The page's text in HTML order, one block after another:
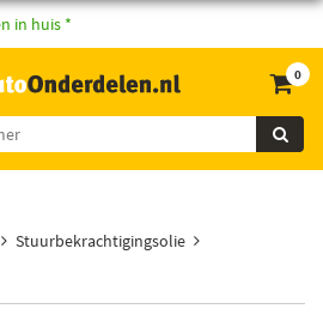
in huis *
0
Stuurbekrachtigingsolie